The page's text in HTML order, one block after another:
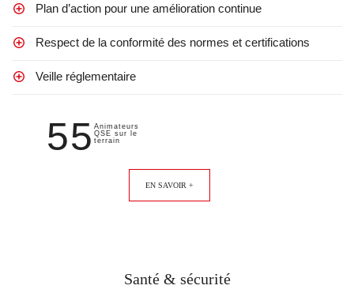
Plan d’action pour une amélioration continue
Respect de la conformité des normes et certifications
Veille réglementaire
55 Animateurs
QSE sur le
terrain
EN SAVOIR +
Santé & sécurité